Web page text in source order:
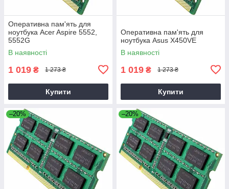
Оперативна пам'ять для
ноутбука Acer Aspire 5552,
5552G
В наявності
1 019 ₴ 1 273 ₴
Купити
Оперативна пам'ять для
ноутбука Asus X450VE
В наявності
1 019 ₴ 1 273 ₴
Купити
–20% –20%